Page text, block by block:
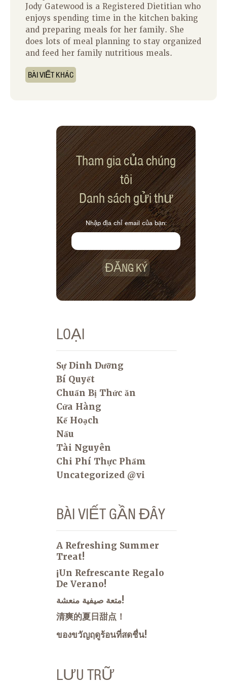
Jody Gatewood is a Registered Dietitian who
enjoys spending time in the kitchen baking
and preparing meals for her family. She
does lots of meal planning to stay organized
and feed her family nutritious meals.
BÀI VIẾT KHÁC
Tham gia của chúng
tôi
Danh sách gửi thư
Nhập địa chỉ email của bạn:
ĐĂNG KÝ
LOẠI
Sự Dinh Dưỡng
Bí Quyết
Chuẩn Bị Thức ăn
Cửa Hàng
Kế Hoạch
Nấu
Tài Nguyên
Chi Phí Thực Phẩm
Uncategorized @vi
BÀI VIẾT GẦN ĐÂY
A Refreshing Summer
Treat!
¡Un Refrescante Regalo
De Verano!
متعة صيفية منعشة!
清爽的夏日甜点！
ของขวัญฤดูร้อนที่สดชื่น!
LƯU TRỮ